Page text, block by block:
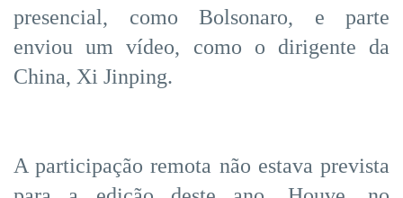
presencial, como Bolsonaro, e parte
enviou um vídeo, como o dirigente da
China, Xi Jinping.
A participação remota não estava prevista